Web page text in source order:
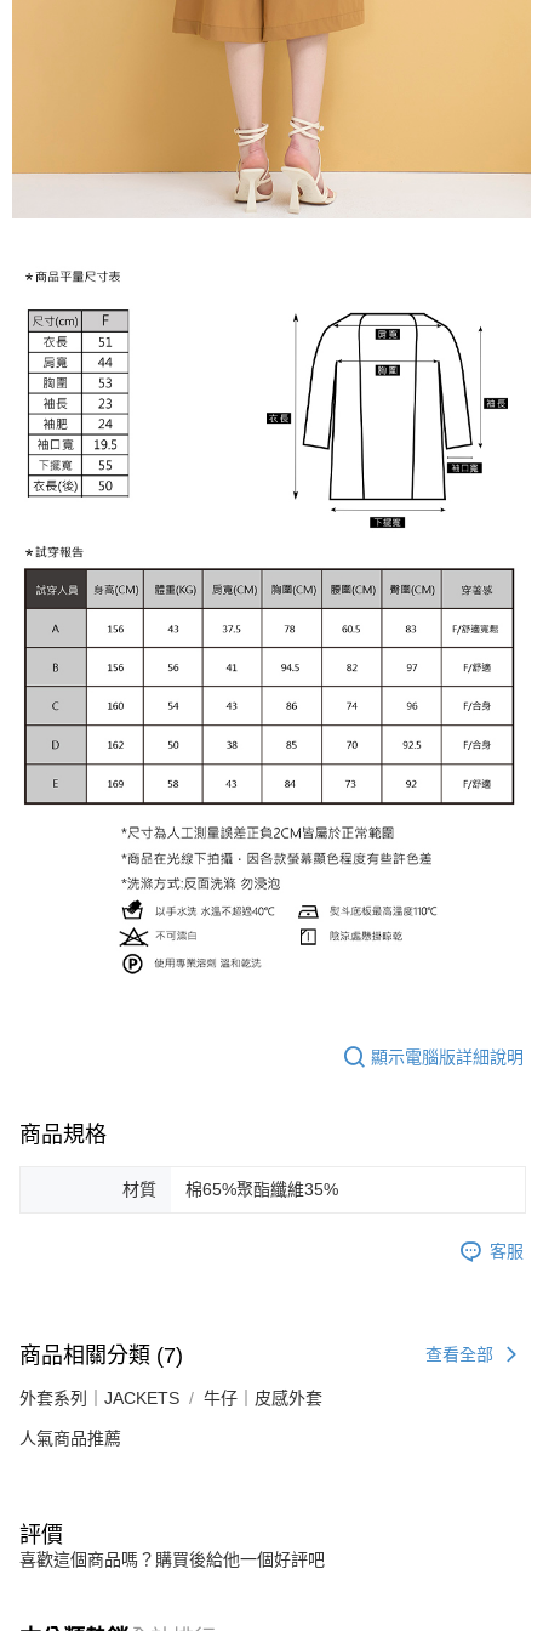
顯示電腦版詳細說明
商品規格
材質 棉65%聚酯纖維35%
客服
商品相關分類 (7) 查看全部
外套系列｜JACKETS 牛仔｜皮感外套
人氣商品推薦
評價
喜歡這個商品嗎？購買後給他一個好評吧